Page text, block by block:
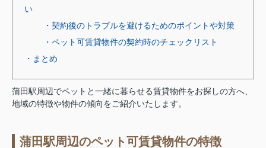
い
・契約後のトラブルを避けるためのポイントや対策
・ペット可賃貸物件の契約時のチェックリスト
・まとめ
蒲田駅周辺でペットと一緒に暮らせる賃貸物件をお探しの方へ、
地域の特徴や物件の傾向をご紹介いたします。
蒲田駅周辺のペット可賃貸物件の特徴